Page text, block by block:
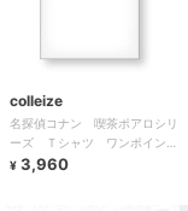
colleize
名探偵コナン 喫茶ポアロシリ
ーズ Ｔシャツ ワンポイント
看板ロゴ Ｍサイズ
¥ 3,960